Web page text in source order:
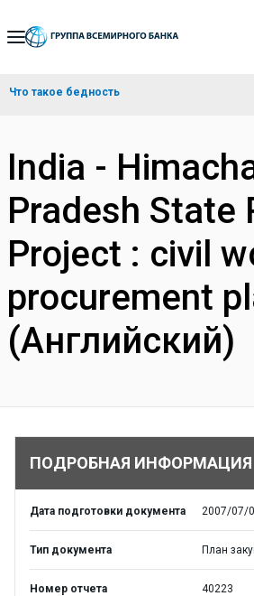
Skip
Navigation
Что такое бедность
India -
Pradesh State
Project : civil
procurement
(Английский)
ПОДРОБНАЯ ИНФОРМАЦИЯ
Дата подготовки документа 2007/07/
Тип документа План
Номер отчета 40223